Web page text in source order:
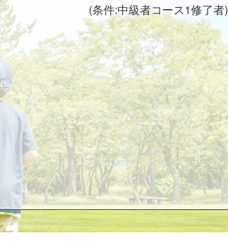
(条件:中級者コース1修了者)